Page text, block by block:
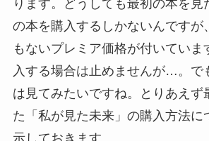
ります。どうしても最初の本を見
の本を購入するしかないんですが
もないプレミア価格が付いていま
入する場合は止めませんが…。で
は見てみたいですね。とりあえず
た「私が見た未来」の購入方法に
示しておきます。